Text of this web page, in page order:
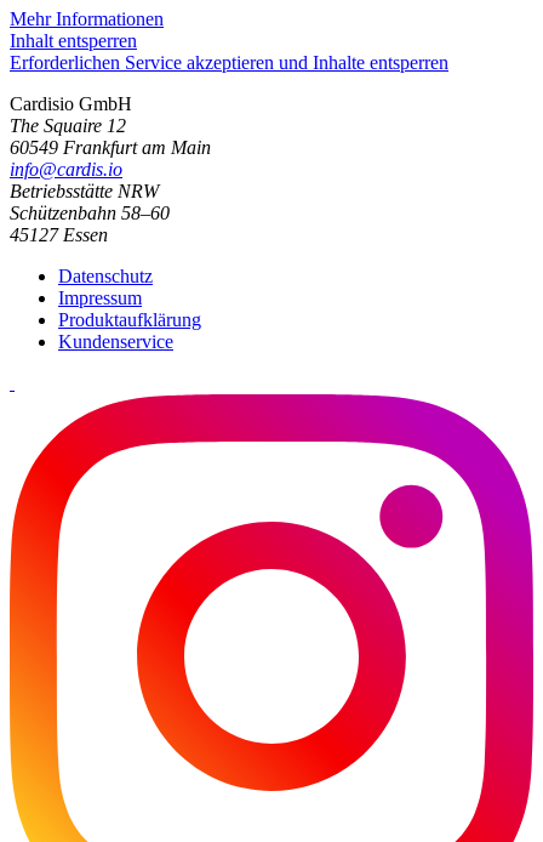
Mehr Informationen
Inhalt entsperren
Erforderlichen Service akzeptieren und Inhalte entsperren
Cardisio GmbH
The Squaire 12
60549 Frankfurt am Main
info@cardis.io
Betriebsstätte NRW
Schützenbahn 58–60
45127 Essen
Datenschutz
Impressum
Produktaufklärung
Kundenservice